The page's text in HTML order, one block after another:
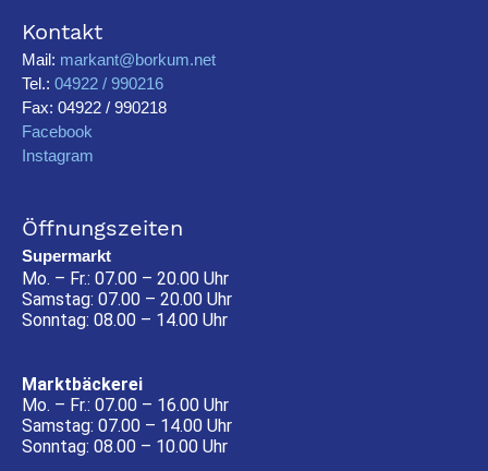
Kontakt
Mail: markant@borkum.net
Tel.: 04922 / 990216
Fax: 04922 / 990218
Facebook
Instagram
Öffnungszeiten
Supermarkt
Mo. – Fr.: 07.00 – 20.00 Uhr
Samstag: 07.00 – 20.00 Uhr
Sonntag: 08.00 – 14.00 Uhr
Marktbäckerei
Mo. – Fr.: 07.00 – 16.00 Uhr
Samstag: 07.00 – 14.00 Uhr
Sonntag: 08.00 – 10.00 Uhr